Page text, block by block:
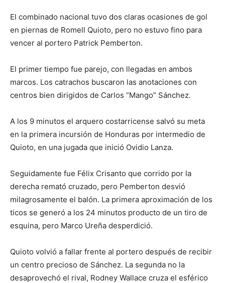
El combinado nacional tuvo dos claras ocasiones de gol
en piernas de Romell Quioto, pero no estuvo fino para
vencer al portero Patrick Pemberton.
El primer tiempo fue parejo, con llegadas en ambos
marcos. Los catrachos buscaron las anotaciones con
centros bien dirigidos de Carlos “Mango” Sánchez.
A los 9 minutos el arquero costarricense salvó su meta
en la primera incursión de Honduras por intermedio de
Quioto, en una jugada que inició Ovidio Lanza.
Seguidamente fue Félix Crisanto que corrido por la
derecha remató cruzado, pero Pemberton desvió
milagrosamente el balón. La primera aproximación de los
ticos se generó a los 24 minutos producto de un tiro de
esquina, pero Marco Ureña desperdició.
Quioto volvió a fallar frente al portero después de recibir
un centro precioso de Sánchez. La segunda no la
desaprovechó el rival, Rodney Wallace cruza el esférico